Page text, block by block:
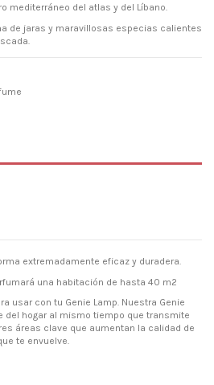
mediterráneo del atlas y del Líbano.
de jaras y maravillosas especias calientes
extremadamente eficaz y duradera.
una habitación de hasta 40 m2
usar con tu Genie Lamp. Nuestra Genie
del hogar al mismo tiempo que transmite
áreas clave que aumentan la calidad de
te envuelve.